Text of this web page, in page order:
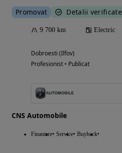
Promovat Detalii verificate
9 700 km Electric
Dobroesti (Ilfov)
Profesionist • Publicat
CNS Automobile
Finantare Service Buyback